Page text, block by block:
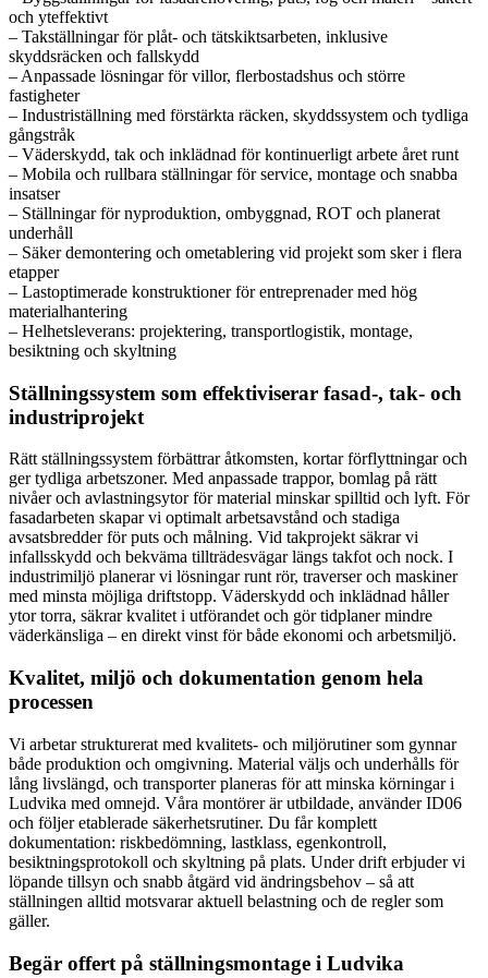
och yteffektivt
– Takställningar för plåt- och tätskiktsarbeten, inklusive
skyddsräcken och fallskydd
– Anpassade lösningar för villor, flerbostadshus och större
fastigheter
– Industriställning med förstärkta räcken, skyddssystem och tydliga
gångstråk
– Väderskydd, tak och inklädnad för kontinuerligt arbete året runt
– Mobila och rullbara ställningar för service, montage och snabba
insatser
– Ställningar för nyproduktion, ombyggnad, ROT och planerat
underhåll
– Säker demontering och ometablering vid projekt som sker i flera
etapper
– Lastoptimerade konstruktioner för entreprenader med hög
materialhantering
– Helhetsleverans: projektering, transportlogistik, montage,
besiktning och skyltning
Ställningssystem som effektiviserar fasad-, tak- och
industriprojekt
Rätt ställningssystem förbättrar åtkomsten, kortar förflyttningar och
ger tydliga arbetszoner. Med anpassade trappor, bomlag på rätt
nivåer och avlastningsytor för material minskar spilltid och lyft. För
fasadarbeten skapar vi optimalt arbetsavstånd och stadiga
avsatsbredder för puts och målning. Vid takprojekt säkrar vi
infallsskydd och bekväma tillträdesvägar längs takfot och nock. I
industrimiljö planerar vi lösningar runt rör, traverser och maskiner
med minsta möjliga driftstopp. Väderskydd och inklädnad håller
ytor torra, säkrar kvalitet i utförandet och gör tidplaner mindre
väderkänsliga – en direkt vinst för både ekonomi och arbetsmiljö.
Kvalitet, miljö och dokumentation genom hela
processen
Vi arbetar strukturerat med kvalitets- och miljörutiner som gynnar
både produktion och omgivning. Material väljs och underhålls för
lång livslängd, och transporter planeras för att minska körningar i
Ludvika med omnejd. Våra montörer är utbildade, använder ID06
och följer etablerade säkerhetsrutiner. Du får komplett
dokumentation: riskbedömning, lastklass, egenkontroll,
besiktningsprotokoll och skyltning på plats. Under drift erbjuder vi
löpande tillsyn och snabb åtgärd vid ändringsbehov – så att
ställningen alltid motsvarar aktuell belastning och de regler som
gäller.
Begär offert på ställningsmontage i Ludvika